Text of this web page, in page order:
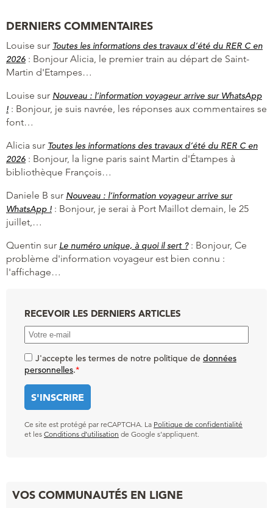
DERNIERS COMMENTAIRES
Louise sur Toutes les informations des travaux d’été du RER C en
2026 : Bonjour Alicia, le premier train au départ de Saint-
Martin d'Etampes…
Louise sur Nouveau : l’information voyageur arrive sur WhatsApp
! : Bonjour, je suis navrée, les réponses aux commentaires se
font…
Alicia sur Toutes les informations des travaux d’été du RER C en
2026 : Bonjour, la ligne paris saint Martin d'Étampes à
bibliothèque François…
Daniele B sur Nouveau : l’information voyageur arrive sur
WhatsApp ! : Bonjour, je serai à Port Maillot demain, le 25
juillet,…
Quentin sur Le numéro unique, à quoi il sert ?: Bonjour, Ce
problème d'information voyageur est bien connu :
l'affichage…
RECEVOIR LES DERNIERS ARTICLES
J'accepte les termes de notre politique de données
personnelles.*
Ce site est protégé par reCAPTCHA. La Politique de confidentialité
et les Conditions d’utilisation de Google s’appliquent.
VOS COMMUNAUTÉS EN LIGNE